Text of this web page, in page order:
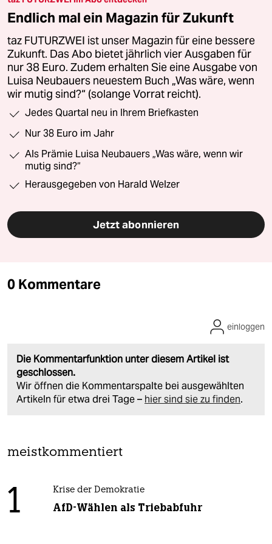
Endlich mal ein Magazin für Zukunft
taz FUTURZWEI ist unser Magazin für eine bessere
Zukunft. Das Abo bietet jährlich vier Ausgaben für
nur 38 Euro. Zudem erhalten Sie eine Ausgabe von
Luisa Neubauers neuestem Buch „Was wäre, wenn
wir mutig sind?“ (solange Vorrat reicht).
Jedes Quartal neu in Ihrem Briefkasten
Nur 38 Euro im Jahr
Als Prämie Luisa Neubauers „Was wäre, wenn wir
mutig sind?“
Herausgegeben von Harald Welzer
Jetzt abonnieren
0 Kommentare
Die Kommentarfunktion unter diesem Artikel ist
geschlossen.
Wir öffnen die Kommentarspalte bei ausgewählten
Artikeln für etwa drei Tage – hier sind sie zu finden.
einloggen
meistkommentiert
1 Krise der Demokratie
AfD-Wählen als Triebabfuhr